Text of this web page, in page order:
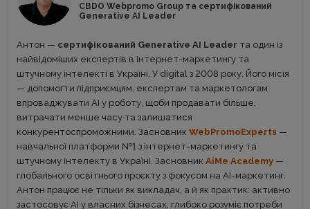
CBDO Webpromo Group та сертифікований
Generative AI Leader
Антон — сертифікований Generative AI Leader та один із
найвідоміших експертів в інтернет-маркетингу та
штучному інтелекті в Україні. У digital з 2008 року. Його місія
— допомогти підприємцям, експертам та маркетологам
впроваджувати AI у роботу, щоби продавати більше,
витрачати менше часу та залишатися
конкурентоспроможними. Засновник WebPromoExperts —
навчальної платформи №1 з інтернет-маркетингу та
штучному інтелекту в Україні. Засновник AiMe Academy —
глобального освітнього проєкту з фокусом на АІ-маркетинг.
Антон працює не тільки як викладач, а й як практик: активно
застосовує AI у власних бізнесах, глибоко розуміє потреби